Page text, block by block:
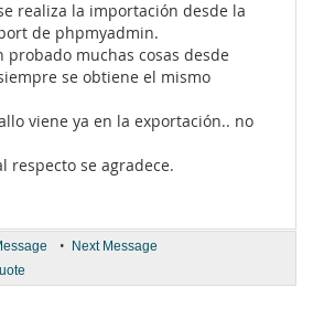
realiza la importación desde la
de phpmyadmin.
probado muchas cosas desde
se obtiene el mismo
viene ya en la exportación.. no
respecto se agradece.
• Next Message